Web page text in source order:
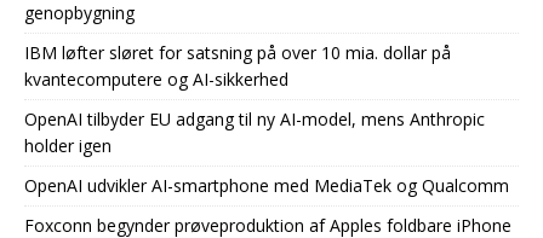
genopbygning
IBM løfter sløret for satsning på over 10 mia. dollar på
kvantecomputere og AI-sikkerhed
OpenAI tilbyder EU adgang til ny AI-model, mens Anthropic
holder igen
OpenAI udvikler AI-smartphone med MediaTek og Qualcomm
Foxconn begynder prøveproduktion af Apples foldbare iPhone